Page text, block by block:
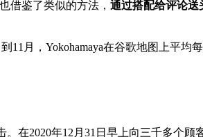
借鉴了类似的方法， 通过搭配给评论送
11月，Yokohamaya在谷歌地图上平均
在2020年12月31日早上向三千多个顾